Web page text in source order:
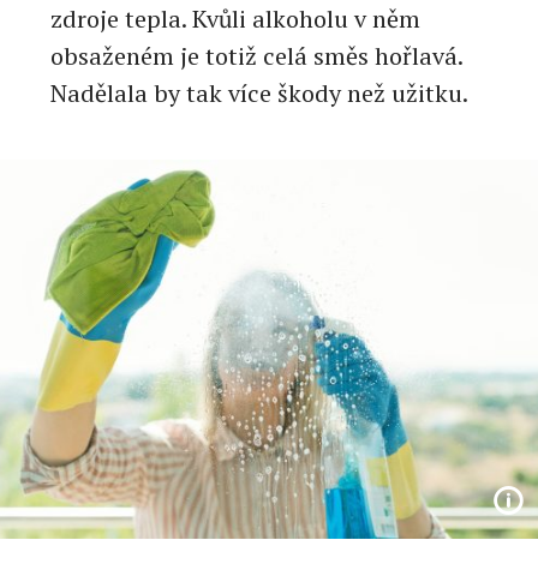
zdroje tepla. Kvůli alkoholu v něm
obsaženém je totiž celá směs hořlavá.
Nadělala by tak více škody než užitku.